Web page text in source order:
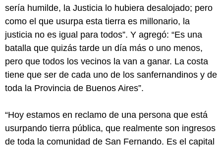
sería humilde, la Justicia lo hubiera desalojado; pero
como el que usurpa esta tierra es millonario, la
justicia no es igual para todos”. Y agregó: “Es una
batalla que quizás tarde un día más o uno menos,
pero que todos los vecinos la van a ganar. La costa
tiene que ser de cada uno de los sanfernandinos y de
toda la Provincia de Buenos Aires”.
“Hoy estamos en reclamo de una persona que está
usurpando tierra pública, que realmente son ingresos
de toda la comunidad de San Fernando. Es el capital